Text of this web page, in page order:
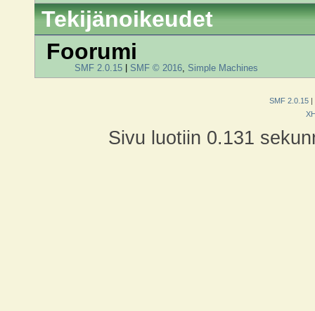
Tekijänoikeudet
Foorumi
SMF 2.0.15| SMF © 2016, Simple Machines
SMF 2.0.15 |
Sivu luotiin 0.131